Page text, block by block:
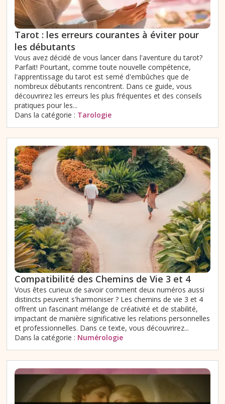
Tarot : les erreurs courantes à éviter pour
les débutants
Vous avez décidé de vous lancer dans l'aventure du tarot?
Parfait! Pourtant, comme toute nouvelle compétence,
l'apprentissage du tarot est semé d'embûches que de
nombreux débutants rencontrent. Dans ce guide, vous
découvrirez les erreurs les plus fréquentes et des conseils
pratiques pour les...
Dans la catégorie : Tarologie
Compatibilité des Chemins de Vie 3 et 4
Vous êtes curieux de savoir comment deux numéros aussi
distincts peuvent s'harmoniser ? Les chemins de vie 3 et 4
offrent un fascinant mélange de créativité et de stabilité,
impactant de manière significative les relations personnelles
et professionnelles. Dans ce texte, vous découvrirez...
Dans la catégorie : Numérologie